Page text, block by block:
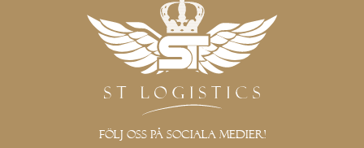
Följ oss på sociala medier!